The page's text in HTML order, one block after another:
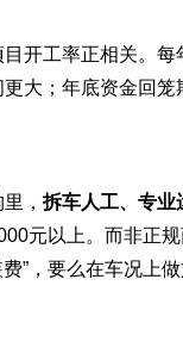
开工率正相关。
大；年底资金回笼
， 拆车人工、专业
元以上。而非正
费”，要么在车况